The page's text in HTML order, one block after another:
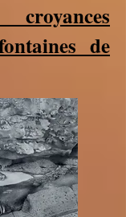
de